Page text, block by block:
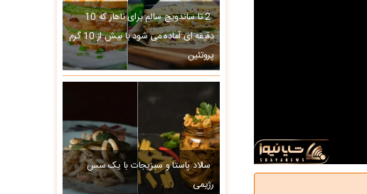
2 تا ساندویچ سالم برای ناهار که 10
دقیقه ای آماده می شود با بیش از 10 گرم
پروتئین
سالاد پاستا و سبزیجات با یک سس
رژیمی